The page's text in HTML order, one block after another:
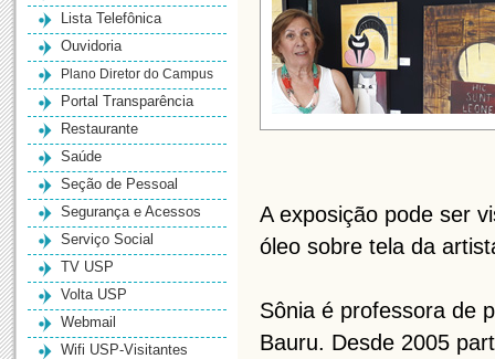
Lista Telefônica
Ouvidoria
Plano Diretor do Campus
Portal Transparência
Restaurante
Saúde
Seção de Pessoal
Segurança e Acessos
Serviço Social
TV USP
Volta USP
Webmail
Wifi USP-Visitantes
A exposição pode ser
óleo sobre tela da
Sônia é professora de
Bauru. Desde 2005